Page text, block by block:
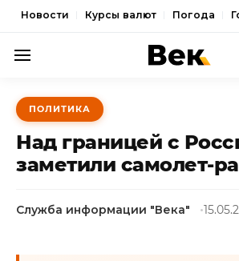
Новости Курсы валют Погода
ПОЛИТИКА
ЭКОНОМИКА
ОБЩЕСТВО
КУЛЬТУРА
НОВОСТИ
ПОЛИТИКА
Над границей с
заметили самолет-
Служба информации "Века"